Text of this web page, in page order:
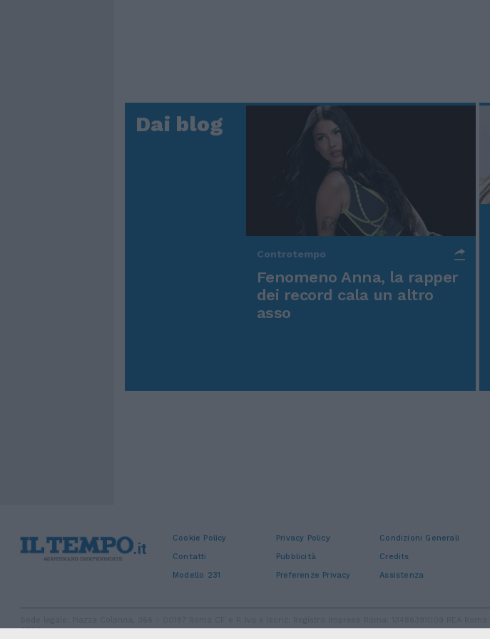
Dai blog
Controtempo
Fenomeno Anna, la rapper
dei record cala un altro
asso
Cookie Policy Privacy Policy
Condizioni Generali
Contatti
Pubblicità
Credits
Modello 231
Preferenze Privacy Assistenza
4084